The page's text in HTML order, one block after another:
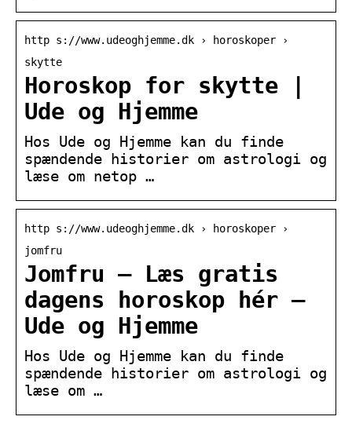
http s://www.udeoghjemme.dk › horoskoper ›
skytte
Horoskop for skytte |
Ude og Hjemme
Hos Ude og Hjemme kan du finde
spændende historier om astrologi og
læse om netop …
http s://www.udeoghjemme.dk › horoskoper ›
jomfru
Jomfru – Læs gratis
dagens horoskop hér –
Ude og Hjemme
Hos Ude og Hjemme kan du finde
spændende historier om astrologi og
læse om …